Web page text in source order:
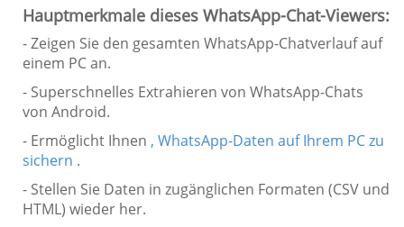
Hauptmerkmale dieses WhatsApp-Chat-Viewers:
- Zeigen Sie den gesamten WhatsApp-Chatverlauf auf
einem PC an.
- Superschnelles Extrahieren von WhatsApp-Chats
von Android.
- Ermöglicht Ihnen , WhatsApp-Daten auf Ihrem PC zu
sichern .
- Stellen Sie Daten in zugänglichen Formaten (CSV und
HTML) wieder her.